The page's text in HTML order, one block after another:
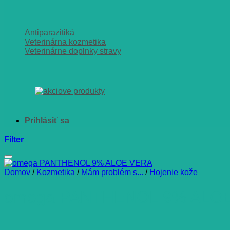
Antiparazitiká
Veterinárna kozmetika
Veterinárne doplnky stravy
Filter
Domov / Kozmetika / Mám problém s... / Hojenie kože